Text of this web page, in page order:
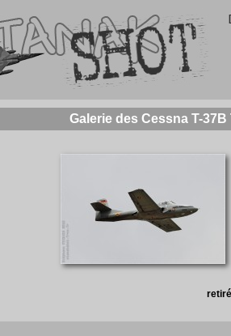
Galerie des Cessna T-